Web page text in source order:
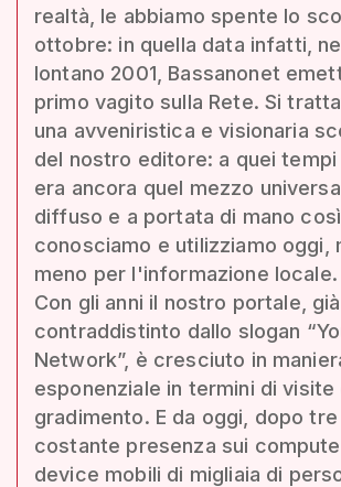
realtà, le abbiamo spente lo
ottobre: in quella data infatti,
lontano 2001, Bassanonet
primo vagito sulla Rete. Si
una avveniristica e visionaria
del nostro editore: a quei
era ancora quel mezzo
diffuso e a portata di mano
conosciamo e utilizziamo oggi,
meno per l'informazione locale.
Con gli anni il nostro portale, già
contraddistinto dallo slogan
Network”, è cresciuto in
esponenziale in termini di visite
gradimento. E da oggi, dopo
costante presenza sui
device mobili di migliaia di